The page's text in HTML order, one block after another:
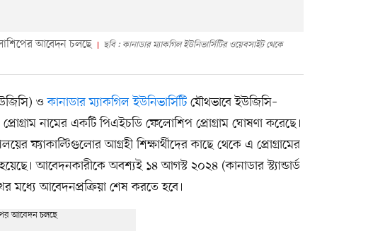
আবেদন চলছে
ছবি : কানাডার ম্যাকগিল ইউনিভার্সিটির ওয়েবসাইট থেকে
ওকানাডার ম্যাকগিল ইউনিভার্সিটি যৌথভাবে ইউজিসি–
নামের একটি পিএইচডি ফেলোশিপ প্রোগ্রাম ঘোষণা করেছে।
ফ্যাকাল্টিগুলোর আগ্রহী শিক্ষার্থীদের কাছে থেকে এ প্রোগ্রামের
আবেদনকারীকে অবশ্যই ১৪ আগস্ট ২০২৪ (কানাডার স্ট্যান্ডার্ড
মধ্যে আবেদনপ্রক্রিয়া শেষ করতে হবে।